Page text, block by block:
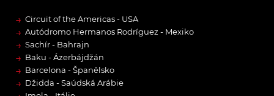
→ Circuit of the Americas - USA
→ Autódromo Hermanos Rodríguez - Mexiko
→ Sachír - Bahrajn
→ Baku - Ázerbájdžán
→ Barcelona - Španělsko
→ Džidda - Saúdská Arábie